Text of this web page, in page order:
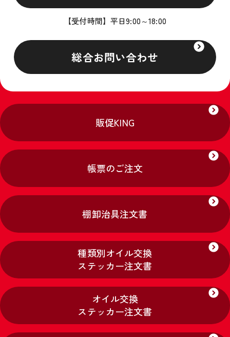
【受付時間】平日9:00～18:00
総合お問い合わせ
販促KING
帳票のご注文
棚卸治具注文書
種類別オイル交換
ステッカー注文書
オイル交換
ステッカー注文書